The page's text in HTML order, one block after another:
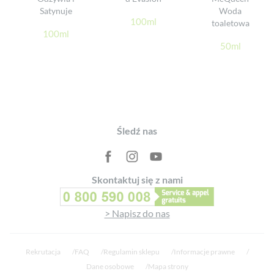
Unikać bezpośredniego kontaktu z tekstylnymi produktami, aby
ich nie zabrudzić
Satynuje
100ml
100ml
Woda
toaletowa
50ml
Śledź nas
Skontaktuj się z nami
> Napisz do nas
Rekrutacja FAQ Regulamin sklepu
Informacje prawne
Dane osobowe
Mapa strony